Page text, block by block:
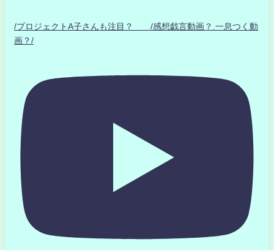
/プロジェクトA子さんも注目？ /感想戯言動画？.一息つく動
画？/